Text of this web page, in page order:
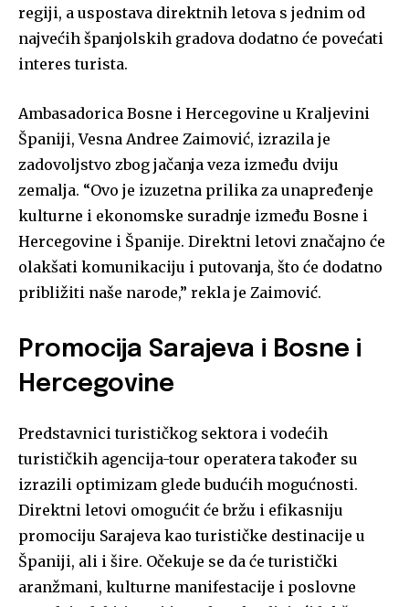
regiji, a uspostava direktnih letova s jednim od
najvećih španjolskih gradova dodatno će povećati
interes turista.
Ambasadorica Bosne i Hercegovine u Kraljevini
Španiji, Vesna Andree Zaimović, izrazila je
zadovoljstvo zbog jačanja veza između dviju
zemalja. “Ovo je izuzetna prilika za unapređenje
kulturne i ekonomske suradnje između Bosne i
Hercegovine i Španije. Direktni letovi značajno će
olakšati komunikaciju i putovanja, što će dodatno
približiti naše narode,” rekla je Zaimović.
Promocija Sarajeva i Bosne i
Hercegovine
Predstavnici turističkog sektora i vodećih
turističkih agencija-tour operatera također su
izrazili optimizam glede budućih mogućnosti.
Direktni letovi omogućit će bržu i efikasniju
promociju Sarajeva kao turističke destinacije u
Španiji, ali i šire. Očekuje se da će turistički
aranžmani, kulturne manifestacije i poslovne